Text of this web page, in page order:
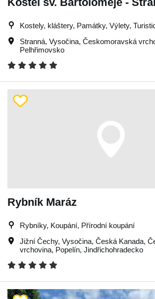
Kostely, kláštery, Památky, Výlety,
Stranná, Vysočina, Českomoravská
Pelhřimovsko
Rybník Maráz
Rybníky, Koupání, Přírodní koupání
Jižní Čechy, Vysočina, Česká Kanada,
vrchovina, Popelín, Jindřichohradecko